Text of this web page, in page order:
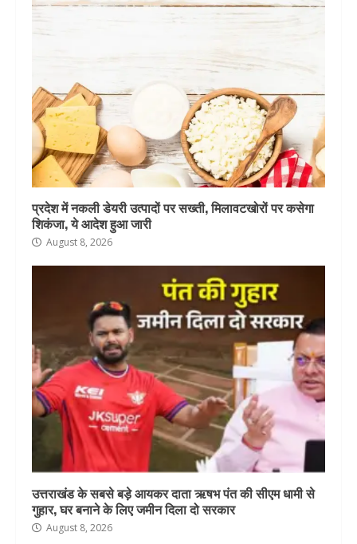
प्रदेश में नकली डेयरी उत्पादों पर सख्ती, मिलावटखोरों पर कसेगा
शिकंजा, ये आदेश हुआ जारी
August 8, 2026
उत्तराखंड के सबसे बड़े आयकर दाता ऋषभ पंत की सीएम धामी से
गुहार, घर बनाने के लिए जमीन दिला दो सरकार
August 8, 2026